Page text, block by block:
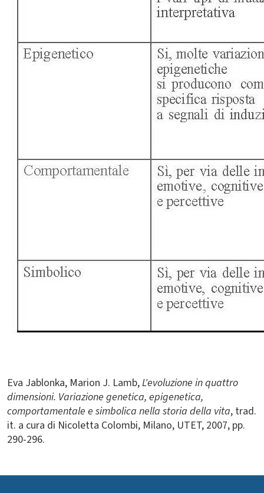
Eva Jablonka, Marion J. Lamb,L'evoluzione in quattro
dimensioni. Variazione genetica, epigenetica,
comportamentale e simbolica nella storia della vita, trad.
it. a cura di Nicoletta Colombi, Milano, UTET, 2007, pp.
290-296.